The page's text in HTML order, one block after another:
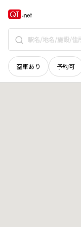
空車あり 予約可
長野県